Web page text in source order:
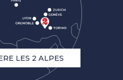
LES 2 ALPES